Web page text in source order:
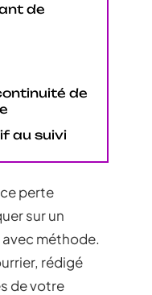
de
de
au suivi
perte
sur un
méthode.
rédigé
de votre